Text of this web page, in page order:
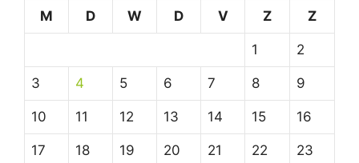
M
D W D V Z Z
1 2
3 4 5 6 7 8 9
10 11 12 13 14 15 16
17 18 19 20 21 22 23